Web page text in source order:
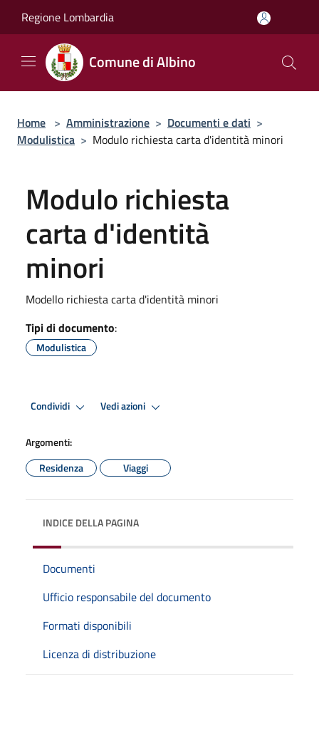
Regione Lombardia
Comune di Albino
Home > Amministrazione > Documenti e dati >
Modulistica > Modulo richiesta carta d'identità minori
Modulo richiesta
carta d'identità
minori
Modello richiesta carta d'identità minori
Tipi di documento:
Modulistica
Condividi Vedi azioni
Argomenti:
Residenza
Viaggi
INDICE DELLA PAGINA
Documenti
Ufficio responsabile del documento
Formati disponibili
Licenza di distribuzione